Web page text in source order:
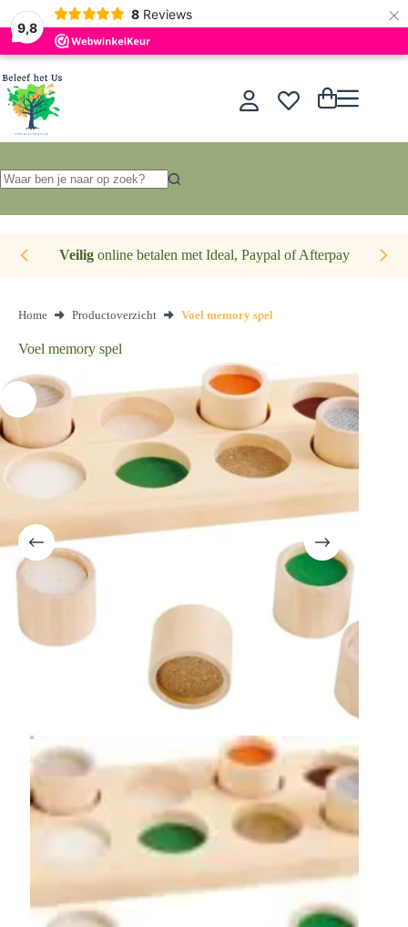
9,8
8 Reviews ×
Ga
naar
de
inhoud
Winkelwagen
resultaten
Veiligonline betalen met Ideal, Paypal of Afterpay
Home Productoverzicht Voel memory spel
Voel memory spel